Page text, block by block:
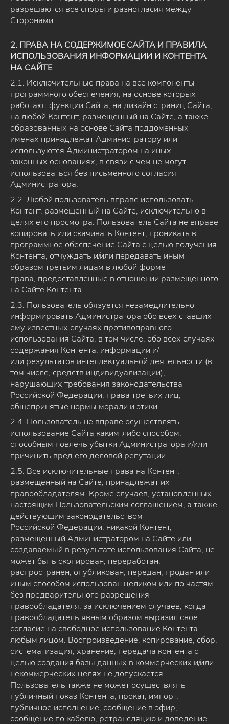
разрешаются все споры и разногласия между
Сторонами.
2. ПРАВА НА СОДЕРЖИМОЕ САЙТА И ПРАВИЛА
ИСПОЛЬЗОВАНИЯ ИНФОРМАЦИИ И КОНТЕНТА
НА САЙТЕ
2.1. Исключительные права на все компоненты
программного обеспечения, на основе которых
работают функции Сайта, на дизайн страниц Сайта,
на любой Контент, размещенный на Сайте, а также
образованных на основе Сайта поддоменных
именах принадлежат Администратору или
используются Администратором на иных
законных основаниях, в связи с чем не могут
использоваться без письменного согласия
Администратора.
2.2. Любой пользователь вправе использовать
Контент, размещенный на Сайте, исключительно в
целях его просмотра. Пользователь Сайта не вправе
копировать или скачивать Контент; проникать в
программное обеспечение Сайта с целью получения
Контента, отчуждать и/или передавать иным
образом третьим лицам в любой форме
права, предоставленные в отношении размещенного
на Сайте Контента.
2.3. Пользователь обязуется незамедлительно
информировать Администратора обо всех ставших
ему известных случаях противоправного
использования Сайта, в том числе, обо всех случаях
содержания Контента, информации и/
или результатов интеллектуальной деятельности (в
том числе, средств индивидуализации),
нарушающих требования законодательства
Российской Федерации, права третьих лиц,
общепринятые нормы морали и этики.
2.4. Пользователь не вправе осуществлять
использование Сайта каким-либо способом,
способным повлечь убытки Администратора и/или
причинить вред его деловой репутации.
2.5. Все исключительные права на Контент,
размещенный на Сайте, принадлежат их
правообладателям. Кроме случаев, установленных
настоящим Пользовательским соглашением, а также
действующим законодательством
Российской Федерации, никакой Контент,
размещенный Администратором на Сайте или
создаваемый в результате использования Сайта, не
может быть скопирован, переработан,
распространен, опубликован, передан, продан или
иным способом использован целиком или по частям
без предварительного разрешения
правообладателя, за исключением случаев, когда
правообладатель явным образом выразил свое
согласие на свободное использование Контента
любым лицом. Воспроизведение, копирование, сбор,
систематизация, хранение, передача контента с
целью создания базы данных в коммерческих и/или
некоммерческих целях не допускается.
Пользователь также не может осуществлять
публичный показ Контента, прокат, импорт,
публичное исполнение, сообщение в эфир,
сообщение по кабелю, ретрансляцию и доведение